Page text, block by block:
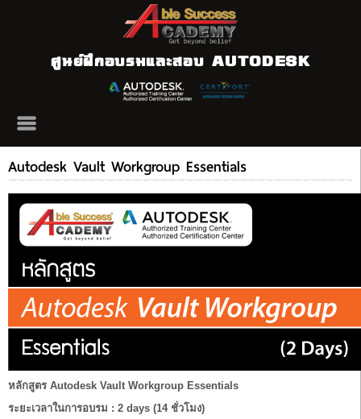
ศูนย์ฝึกอบรมและสอบ AUTODESK
Autodesk Vault Workgroup Essentials
หลักสูตร Autodesk Vault Workgroup Essentials
ระยะเวลาในการอบรม : 2 days (14 ชั่วโมง)